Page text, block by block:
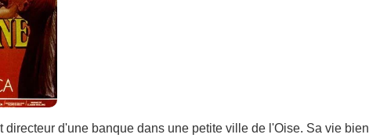
directeur d'une banque dans une petite ville de l'Oise. Sa vie bien